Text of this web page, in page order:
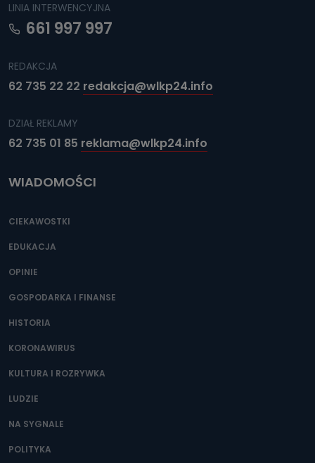
LINIA INTERWENCYJNA
661 997 997
REDAKCJA
62 735 22 22 redakcja@wlkp24.info
DZIAŁ REKLAMY
62 735 01 85 reklama@wlkp24.info
WIADOMOŚCI
CIEKAWOSTKI
EDUKACJA
OPINIE
GOSPODARKA I FINANSE
HISTORIA
KORONAWIRUS
KULTURA I ROZRYWKA
LUDZIE
NA SYGNALE
POLITYKA